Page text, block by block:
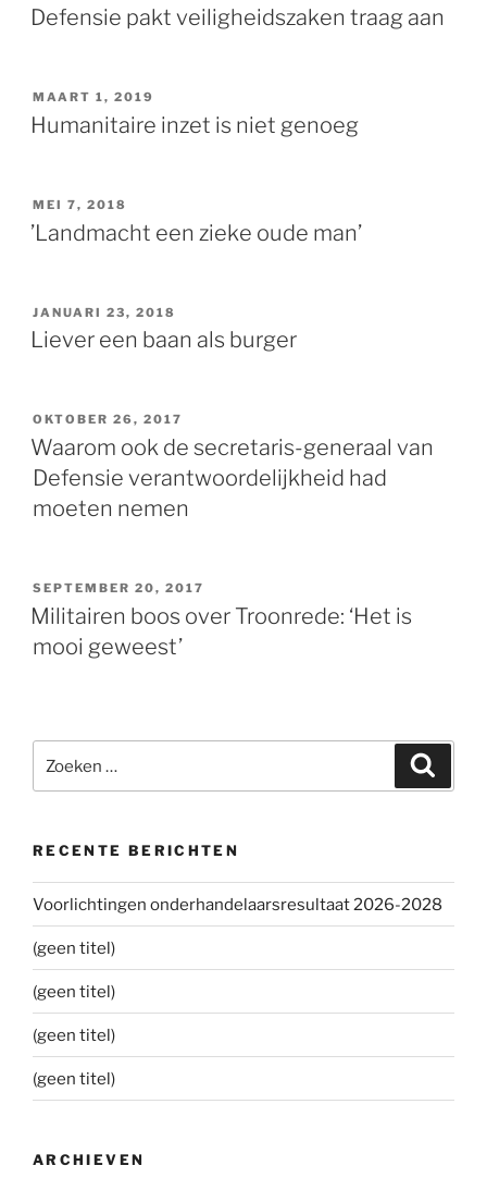
OP
Defensie pakt veiligheidszaken traag aan
GEPLAATST
OP
MAART 1, 2019
Humanitaire inzet is niet genoeg
GEPLAATST
OP
MEI 7, 2018
’Landmacht een zieke oude man’
GEPLAATST
OP
JANUARI 23, 2018
Liever een baan als burger
GEPLAATST
OP
OKTOBER 26, 2017
Waarom ook de secretaris-generaal van
Defensie verantwoordelijkheid had
moeten nemen
GEPLAATST
OP
SEPTEMBER 20, 2017
Militairen boos over Troonrede: ‘Het is
mooi geweest’
RECENTE BERICHTEN
Voorlichtingen onderhandelaarsresultaat 2026-2028
(geen titel)
(geen titel)
(geen titel)
(geen titel)
ARCHIEVEN